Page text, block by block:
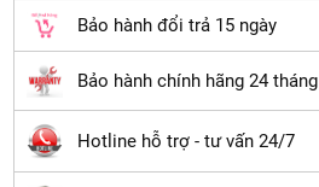
Bảo hành đổi trả 15 ngày
Bảo hành chính hãng 24 tháng
Hotline hỗ trợ - tư vấn 24/7